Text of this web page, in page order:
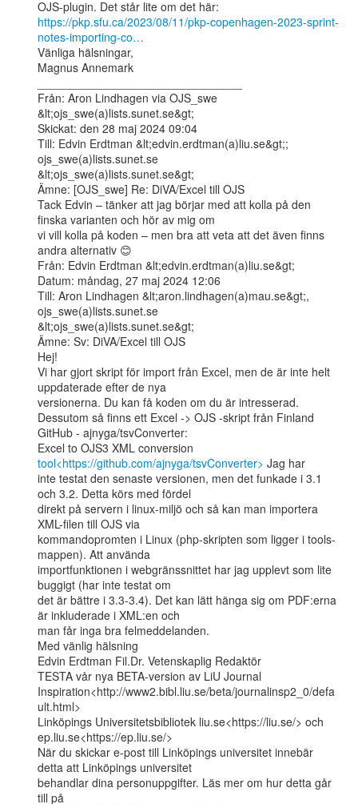
https://pkp.sfu.ca/2023/08/11/pkp-copenhagen-2023-sprint-
notes-importing-co…
Vänliga hälsningar,
Magnus Annemark
Från: Aron Lindhagen via OJS_swe
&lt;ojs_swe(a)lists.sunet.se&gt;
Skickat: den 28 maj 2024 09:04
Till: Edvin Erdtman &lt;edvin.erdtman(a)liu.se&gt;;
ojs_swe(a)lists.sunet.se
&lt;ojs_swe(a)lists.sunet.se&gt;
Ämne: [OJS_swe] Re: DiVA/Excel till OJS
Tack Edvin – tänker att jag börjar med att kolla på den
finska varianten och hör av mig om
vi vill kolla på koden – men bra att veta att det även finns
andra alternativ 😊
Från: Edvin Erdtman &lt;edvin.erdtman(a)liu.se&gt;
Datum: måndag, 27 maj 2024 12:06
Till: Aron Lindhagen &lt;aron.lindhagen(a)mau.se&gt;,
ojs_swe(a)lists.sunet.se
&lt;ojs_swe(a)lists.sunet.se&gt;
Ämne: Sv: DiVA/Excel till OJS
Hej!
Vi har gjort skript för import från Excel, men de är inte helt
uppdaterade efter de nya
versionerna. Du kan få koden om du är intresserad.
Dessutom så finns ett Excel -> OJS -skript från Finland
GitHub - ajnyga/tsvConverter:
tool<https://github.com/ajnyga/tsvConverter> Jag har
inte testat den senaste versionen, men det funkade i 3.1
och 3.2. Detta körs med fördel
direkt på servern i linux-miljö och så kan man importera
XML-filen till OJS via
kommandopromten i Linux (php-skripten som ligger i tools-
mappen). Att använda
importfunktionen i webgränssnittet har jag upplevt som lite
buggigt (har inte testat om
det är bättre i 3.3-3.4). Det kan lätt hänga sig om PDF:erna
är inkluderade i XML:en och
man får inga bra felmeddelanden.
Med vänlig hälsning
Edvin Erdtman Fil.Dr. Vetenskaplig Redaktör
TESTA vår nya BETA-version av LiU Journal
Inspiration<http://www2.bibl.liu.se/beta/journalinsp2_0/defa
ult.html>
Linköpings Universitetsbibliotek liu.se<https://liu.se/> och
ep.liu.se<https://ep.liu.se/>
När du skickar e-post till Linköpings universitet innebär
detta att Linköpings universitet
behandlar dina personuppgifter. Läs mer om hur detta går